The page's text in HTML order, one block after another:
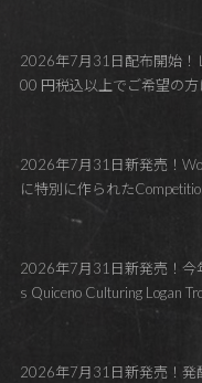
2026年7月31日配布開始！
00 円税込以上でご希望の
2026年7月31日新発売！
に特別に作られた
2026年7月31日新発売！今
s Quiceno Culturing Logan
2026年7月31日新発売！発